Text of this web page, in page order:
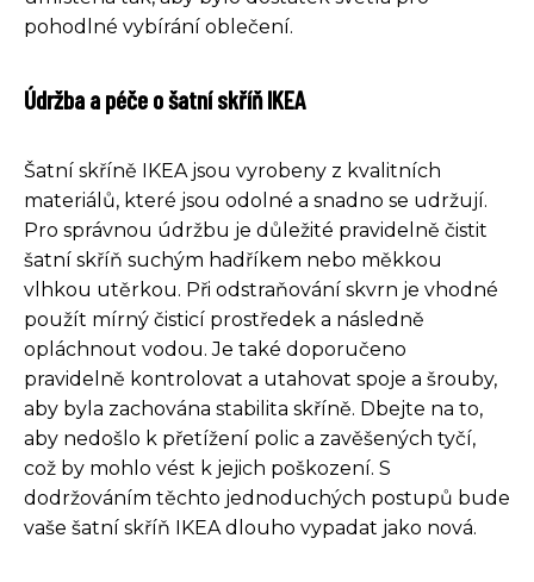
pohodlné vybírání oblečení.
Údržba a péče o šatní skříň IKEA
Šatní skříně IKEA jsou vyrobeny z kvalitních
materiálů, které jsou odolné a snadno se udržují.
Pro správnou údržbu je důležité pravidelně čistit
šatní skříň suchým hadříkem nebo měkkou
vlhkou utěrkou. Při odstraňování skvrn je vhodné
použít mírný čisticí prostředek a následně
opláchnout vodou. Je také doporučeno
pravidelně kontrolovat a utahovat spoje a šrouby,
aby byla zachována stabilita skříně. Dbejte na to,
aby nedošlo k přetížení polic a zavěšených tyčí,
což by mohlo vést k jejich poškození. S
dodržováním těchto jednoduchých postupů bude
vaše šatní skříň IKEA dlouho vypadat jako nová.